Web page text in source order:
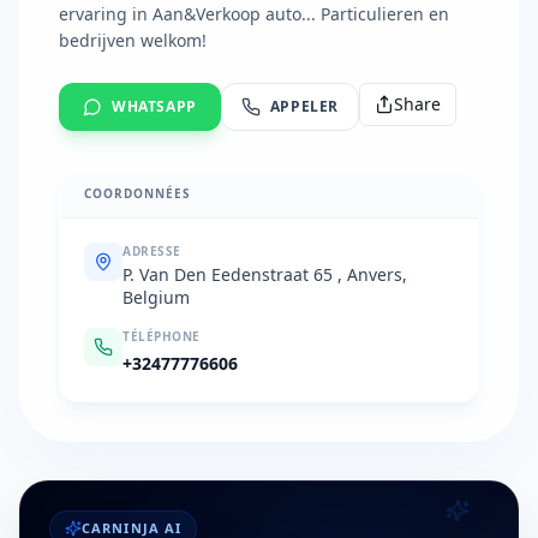
ervaring in Aan&Verkoop auto... Particulieren en
bedrijven welkom!
WHATSAPP APPELER Share
COORDONNÉES
ADRESSE
P. Van Den Eedenstraat 65 , Anvers,
Belgium
TÉLÉPHONE
+32477776606
CARNINJA AI